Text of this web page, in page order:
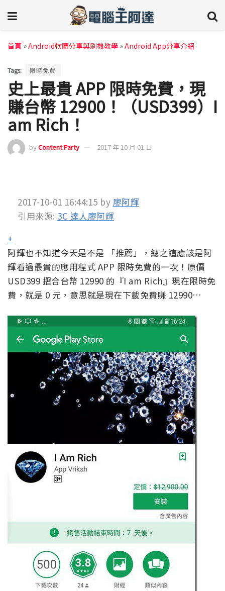
首頁 »Android軟體分享與刷機教學 »Android App分享介紹
Tags: 限時免費
史上最貴 APP 限時免費，現
賺台幣 12900！（USD399）I
am Rich！
byContent Party 2017 年 10 月 01 日
2017-10-01 16:44:15 by 廖阿輝
引用來源: 3C 達人廖阿輝
+
阿輝也不知道今天是不是 「推薦」，總之這應該是阿
輝看過最貴的應用程式 APP 限時免費的一次！原價
USD399 摺合台幣 12990 的『I am Rich』現在限時免
費，就是 0 元，意思就是現在下載免費賺 12990…